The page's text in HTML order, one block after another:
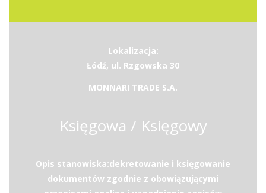
Lokalizacja:
Łódź, ul. Rzgowska 30
MONNARI TRADE S.A.
Księgowa / Księgowy
Opis stanowiska:dekretowanie i księgowanie
dokumentów zgodnie z obowiązującymi